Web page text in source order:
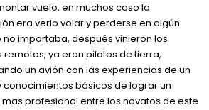
vuelo, en muchos caso la
era verlo volar y perderse en algún
no importaba, después vinieron los
remotos, ya eran pilotos de tierra,
un avión con las experiencias de un
conocimientos básicos de lograr un
profesional entre los novatos de este